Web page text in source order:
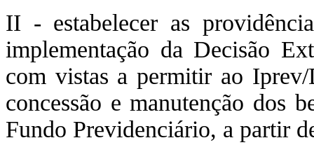
II - estabelecer as
implementação da Decisão
com vistas a permitir ao Iprev/
concessão e manutenção dos
Fundo Previdenciário, a partir